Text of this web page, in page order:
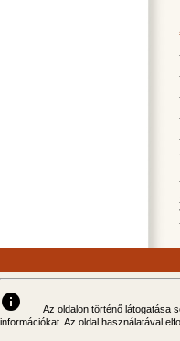
info
Az oldalon történő látogatása
információkat. Az oldal használatával